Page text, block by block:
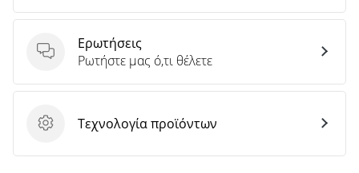
Ερωτήσεις
Ερωτήσεις
Ρωτήστε μας ό,τι θέλετε
Τεχνολογία προϊόντων
Τεχνολογία προϊόντων